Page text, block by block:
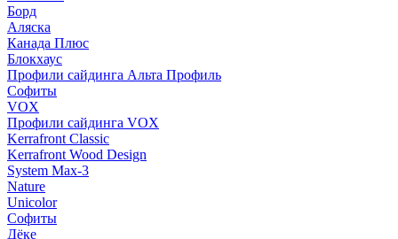
Борд
Аляска
Канада Плюс
Блокхаус
Профили сайдинга Альта Профиль
Софиты
VOX
Профили сайдинга VOX
Kerrafront Classic
Kerrafront Wood Design
System Max-3
Nature
Unicolor
Софиты
Дёке